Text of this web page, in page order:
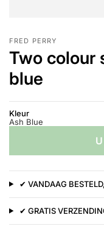
FRED PERRY
Two colour
blue
Kleur
Ash Blue
✔ VANDAAG
✔ GRATIS